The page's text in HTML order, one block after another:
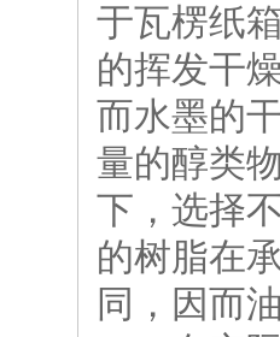
于瓦楞纸
的挥发干
而水墨的
量的醇类
下，选择
的树脂在
同，因而